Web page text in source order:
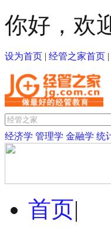
你好，欢
设为首页 | 经管之家首页 |
经济学 管理学 金融学 统
首页|